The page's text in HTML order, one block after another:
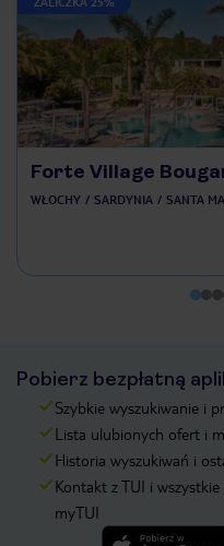
Forte Village
WŁOCHY SARDYNIA SANTA
Pobierz bezpłatną
Szybkie wyszukiwanie i
Lista ulubionych ofert i
Historia wyszukiwań i
Kontakt z TUI i
myTUI